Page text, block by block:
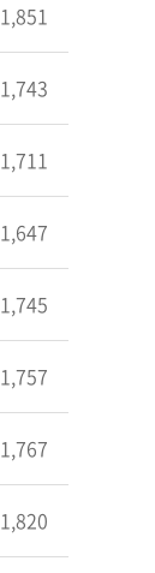
1,851
1,743
1,711
1,647
1,745
1,757
1,767
1,820